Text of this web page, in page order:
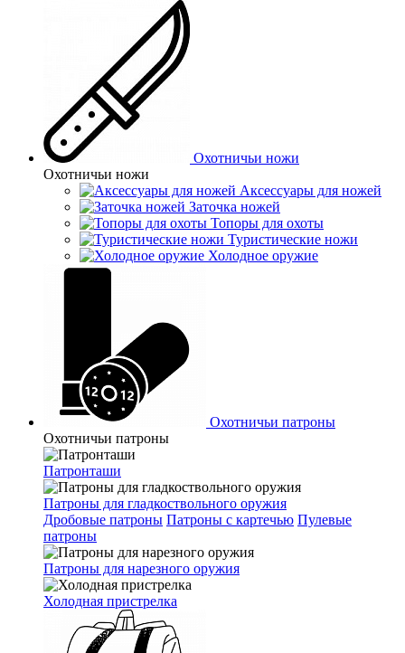
Охотничьи ножи
Охотничьи ножи
Аксессуары для ножей
Заточка ножей
Топоры для охоты
Туристические ножи
Холодное оружие
Охотничьи патроны
Охотничьи патроны
Патронташи
Патроны для гладкоствольного оружия
Дробовые патроны Патроны с картечью Пулевые
патроны
Патроны для нарезного оружия
Холодная пристрелка